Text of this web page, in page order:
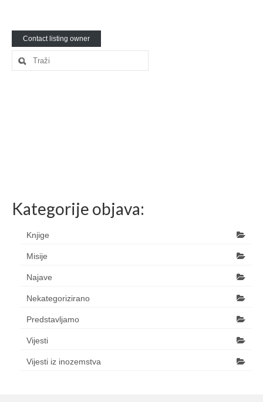
Contact listing owner
Search
for:
Kategorije objava:
Knjige
Misije
Najave
Nekategorizirano
Predstavljamo
Vijesti
Vijesti iz inozemstva